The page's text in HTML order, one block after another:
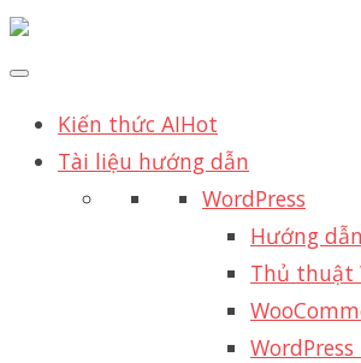
Kiến thức AIHot
Tài liệu hướng dẫn
WordPress
Hướng
Thủ thuật